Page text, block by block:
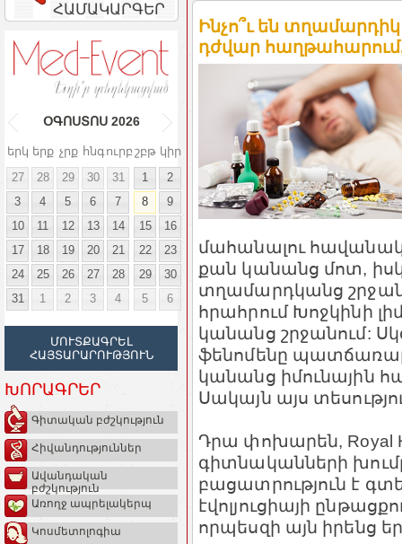
ՀԱՄԱԿԱՐԳԵՐ
ՕԳՈՍՏՈՍ 2026
երկ երք չրք հնգուրբ շբթ կիր
27
28 29 30 31 1
2
3
4 5 6 7 8
9
10
11 12 13 14 15
16
17
18 19 20 21 22
23
24
25 26 27 28 29
30
31
1 2 3 4 5 6
ՄՈՒՏՔԱԳՐԵԼ
ՀԱՅՏԱՐԱՐՈՒԹՅՈՒՆ
ԽՈՐԱԳՐԵՐ
Գիտական բժշկություն
Հիվանդություններ
Ավանդական
բժշկություն
Առողջ ապրելակերպ
Կոսմետոլոգիա
Ինչո՞ւ են
դժվար
մահանալու
քան կանանց մոտ,
տղամարդկանց
հրահրում Խոջկինի
կանանց շրջանում:
ֆենոմենը
կանանց իմունային
Սակայն այս
Դրա փոխարեն, Royal
գիտնականների
բացատրություն է
էվոլյուցիայի
որպեսզի այն իրենց